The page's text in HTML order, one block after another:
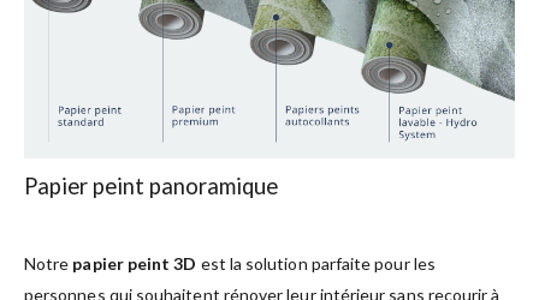
Papier peint panoramique
Notre papier peint 3D est la solution parfaite pour les
personnes qui souhaitent rénover leur intérieur sans recourir à